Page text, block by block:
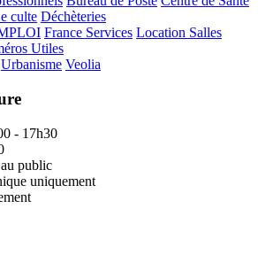
culte Déchèteries
France Services Location Salles
Utiles
Urbanisme Veolia
- 17h30
public
uniquement